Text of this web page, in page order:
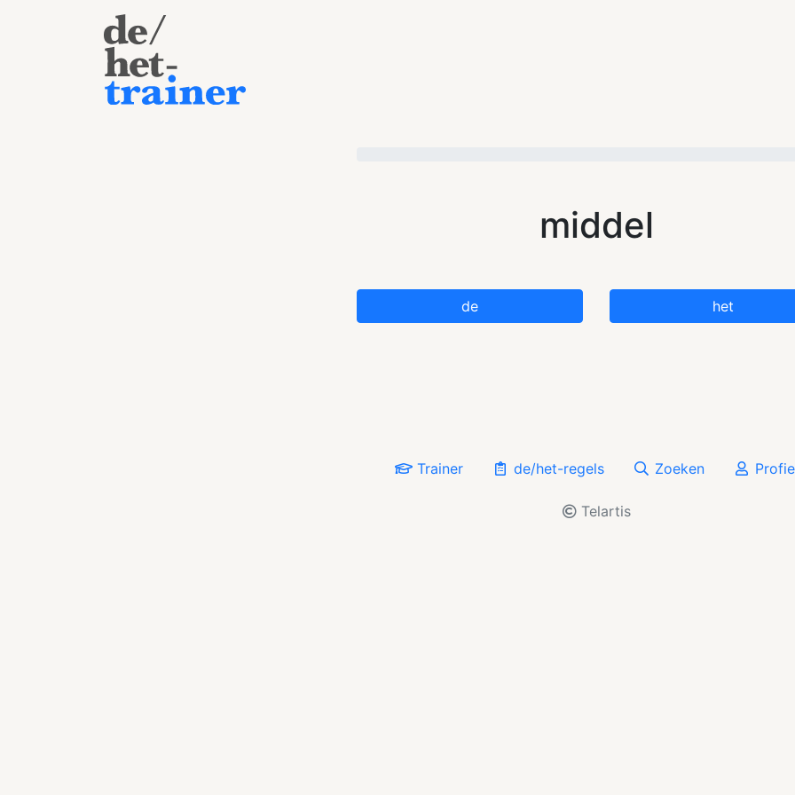
middel
de het
Trainer de/het-regels Zoeken
Telartis